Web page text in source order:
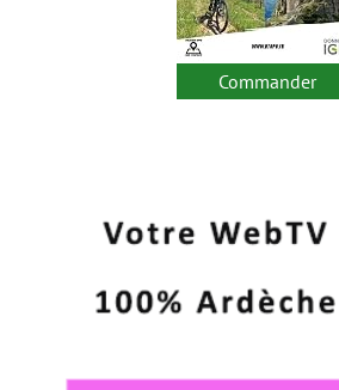
Commander